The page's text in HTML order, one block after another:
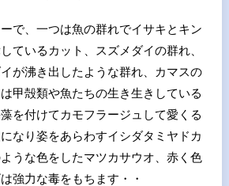
で、一つは魚の群れでイサキとキン
ているカット、スズメダイの群れ、
が沸き出したような群れ、カマスの
甲殻類や魚たちの生き生きしている
を付けてカモフラージュして愛くる
なり姿をあらわすイシダタミヤドカ
うな色をしたマツカサウオ、赤く色
強力な毒をもちます・・